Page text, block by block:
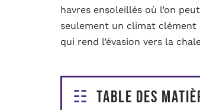
havres ensoleillés où l’on
seulement un climat clément
qui rend l’évasion vers la
Table des